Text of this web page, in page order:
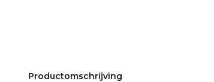
Productomschrijving